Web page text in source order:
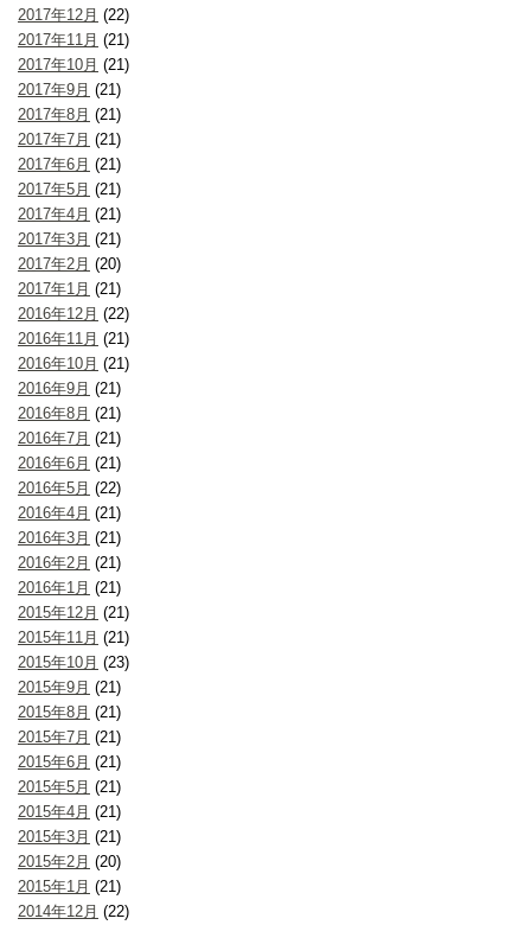
2017年12月 (22)
2017年11月 (21)
2017年10月 (21)
2017年9月 (21)
2017年8月 (21)
2017年7月 (21)
2017年6月 (21)
2017年5月 (21)
2017年4月 (21)
2017年3月 (21)
2017年2月 (20)
2017年1月 (21)
2016年12月 (22)
2016年11月 (21)
2016年10月 (21)
2016年9月 (21)
2016年8月 (21)
2016年7月 (21)
2016年6月 (21)
2016年5月 (22)
2016年4月 (21)
2016年3月 (21)
2016年2月 (21)
2016年1月 (21)
2015年12月 (21)
2015年11月 (21)
2015年10月 (23)
2015年9月 (21)
2015年8月 (21)
2015年7月 (21)
2015年6月 (21)
2015年5月 (21)
2015年4月 (21)
2015年3月 (21)
2015年2月 (20)
2015年1月 (21)
2014年12月 (22)